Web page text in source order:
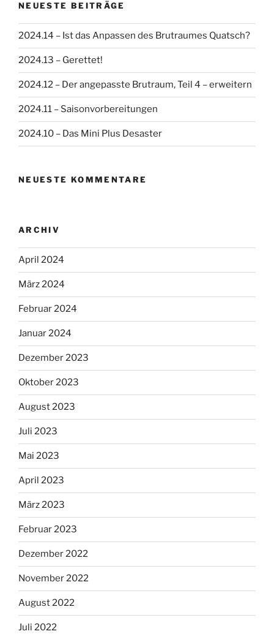
NEUESTE BEITRÄGE
2024.14 – Ist das Anpassen des Brutraumes Quatsch?
2024.13 – Gerettet!
2024.12 – Der angepasste Brutraum, Teil 4 – erweitern
2024.11 – Saisonvorbereitungen
2024.10 – Das Mini Plus Desaster
NEUESTE KOMMENTARE
ARCHIV
April 2024
März 2024
Februar 2024
Januar 2024
Dezember 2023
Oktober 2023
August 2023
Juli 2023
Mai 2023
April 2023
März 2023
Februar 2023
Dezember 2022
November 2022
August 2022
Juli 2022